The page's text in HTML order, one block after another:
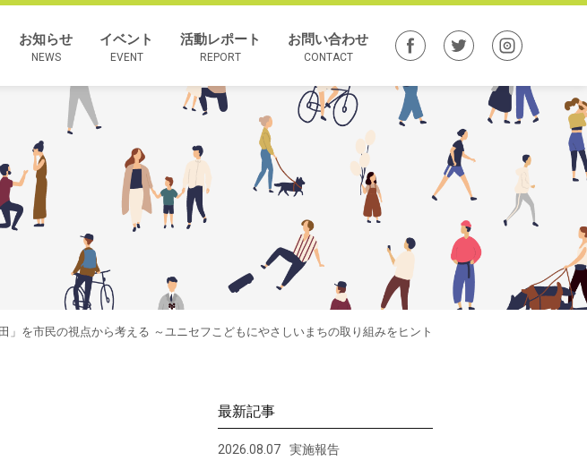
お知らせ
NEWS
イベント
EVENT
活動レポート
REPORT
お問い合わせ
CONTACT
を市民の視点から考える ～ユニセフこどもにやさしいまちの取り組みをヒント
最新記事
2026.08.07
実施報告